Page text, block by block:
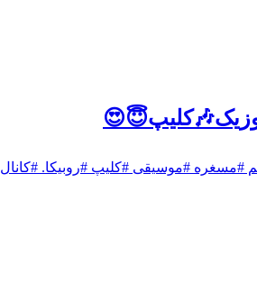
#موسیقی #کلیپ #روبیکا. #کانال